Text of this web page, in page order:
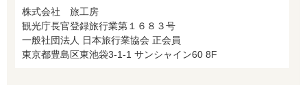
株式会社 旅工房
観光庁長官登録旅行業第１６８３号
一般社団法人 日本旅行業協会 正会員
東京都豊島区東池袋3-1-1 サンシャイン60 8F